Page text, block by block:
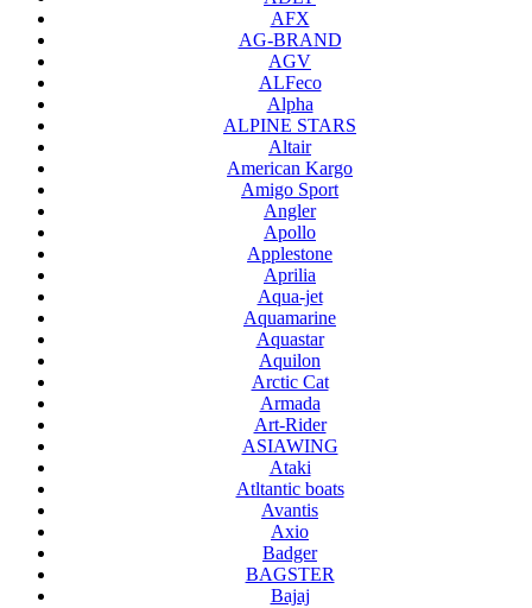
AFX
AG-BRAND
AGV
ALFeco
Alpha
ALPINE STARS
Altair
American Kargo
Amigo Sport
Angler
Apollo
Applestone
Aprilia
Aqua-jet
Aquamarine
Aquastar
Aquilon
Arctic Cat
Armada
Art-Rider
ASIAWING
Ataki
Atltantic boats
Avantis
Axio
Badger
BAGSTER
Bajaj